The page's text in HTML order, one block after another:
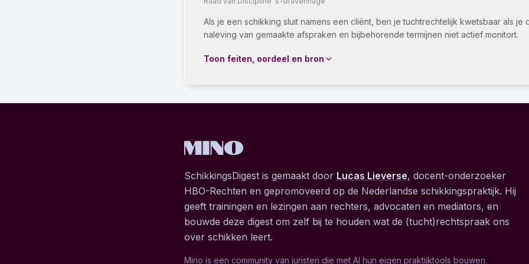
Als je een schikking sluit namens een cliënt, ben je tuchtrechtelijk kwetsbaar als je
naleving van gemaakte afspraken en bijbehorende termijnen niet actief monitort.
Toon feiten, oordeel en bron
SchikkingsDigest is gemaakt door Lucas Lieverse, docent-onderzoeker
HBO-Rechten en gepromoveerd op de Nederlandse schikkingspraktijk. Hij
geeft trainingen en lezingen aan rechters, advocaten en mediators, en
bouwde deze digest om zelf bij te houden wat de (tucht)rechtspraak ons
over schikken leert.
Mino is een community van juristen die met AI hun eigen praktijktools bouwen.